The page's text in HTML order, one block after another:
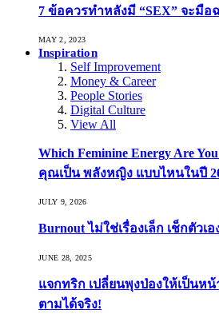
7 ข้อควรทำหลังมี “SEX” จะมื
MAY 2, 2023
Inspiration
Self Improvement
Money & Career
People Stories
Digital Culture
View All
Which Feminine Energy Are
คุณเป็น พลังหญิง แบบไหนในปี
JULY 9, 2026
Burnout ไม่ใช่เรื่องเล็ก เช็กตัวเ
JUNE 28, 2025
แจกทริก เปลี่ยนพุงป่องให้เป็นห
ตามได้จริง!